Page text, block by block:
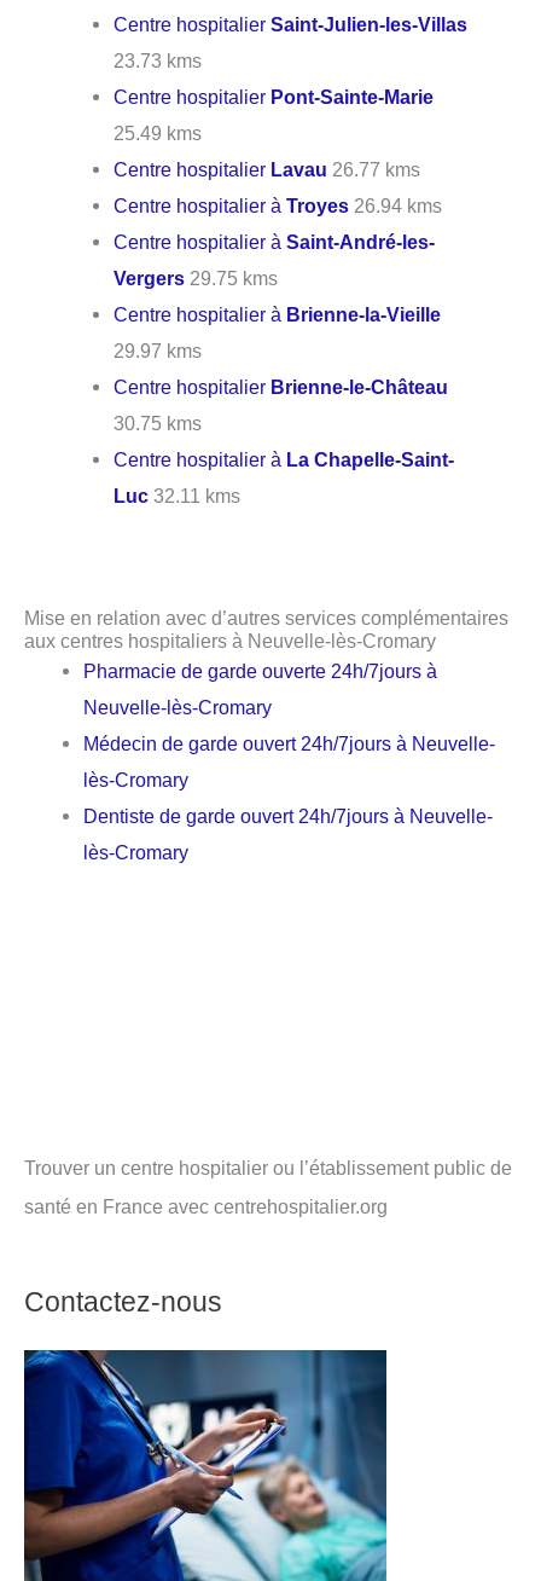
Centre hospitalierSaint-Julien-les-Villas
23.73 kms
Centre hospitalier Pont-Sainte-Marie
25.49 kms
Centre hospitalier Lavau 26.77 kms
Centre hospitalier àTroyes 26.94 kms
Centre hospitalier àSaint-André-les-
Vergers 29.75 kms
Centre hospitalier à Brienne-la-Vieille
29.97 kms
Centre hospitalier Brienne-le-Château
30.75 kms
Centre hospitalier à La Chapelle-Saint-
Luc 32.11 kms
Mise en relation avec d’autres services complémentaires
aux centres hospitaliers à Neuvelle-lès-Cromary
Pharmacie de garde ouverte 24h/7jours à
Neuvelle-lès-Cromary
Médecin de garde ouvert 24h/7jours à Neuvelle-
lès-Cromary
Dentiste de garde ouvert 24h/7jours à Neuvelle-
lès-Cromary
Trouver un centre hospitalier ou l’établissement public de
santé en France avec centrehospitalier.org
Contactez-nous